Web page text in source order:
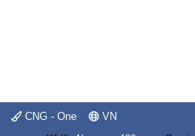
CNG - One VN